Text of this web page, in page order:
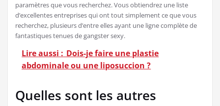
paramètres que vous recherchez. Vous obtiendrez une liste
d’excellentes entreprises qui ont tout simplement ce que vous
recherchez, plusieurs d’entre elles ayant une ligne complète de
fantastiques tenues de gangster sexy.
Lire aussi : Dois-je faire une plastie
abdominale ou une liposuccion ?
Quelles sont les autres